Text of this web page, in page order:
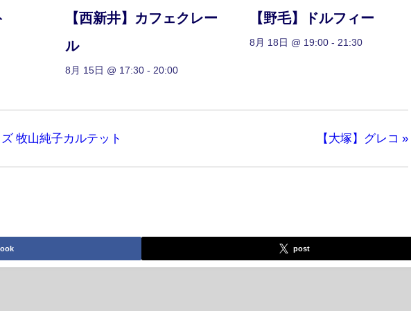
【西新井】カフェクレー
ル
8月 15日 @ 17:30- 20:00
【野毛】ドルフィー
8月 18日 @ 19:00 - 21:30
牧山純子カルテット 【大塚】グレコ »
post